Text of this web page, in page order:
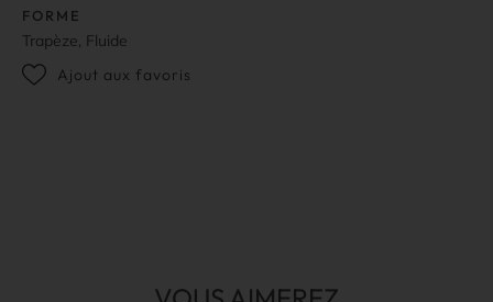
FORME
Trapèze, Fluide
Ajout aux favoris